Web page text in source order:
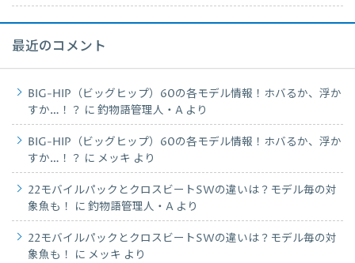
最近のコメント
BIG-HIP（ビッグヒップ）60の各モデル情報！ホバるか、浮か
すか…！？ に 釣物語管理人・A より
BIG-HIP（ビッグヒップ）60の各モデル情報！ホバるか、浮か
すか…！？ に メッキ より
22モバイルパックとクロスビートSWの違いは？モデル毎の対
象魚も！
に 釣物語管理人・A より
22モバイルパックとクロスビートSWの違いは？モデル毎の対
象魚も！
に メッキ より